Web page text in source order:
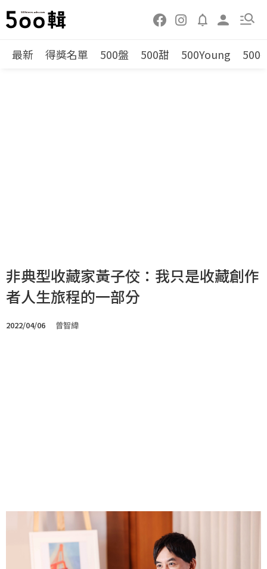
最新 得獎名單 500盤 500甜 500Young 500
非典型收藏家黃子佼：我只是收藏創作
者人生旅程的一部分
2022/04/06 曾智緯